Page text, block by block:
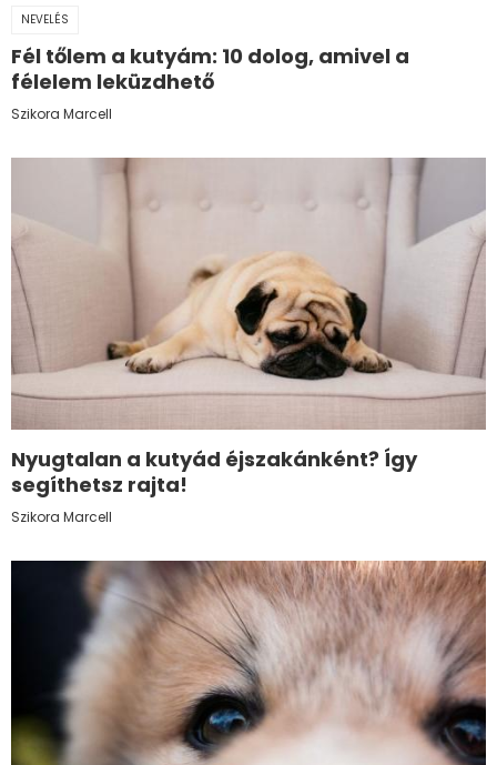
NEVELÉS
Fél tőlem a kutyám: 10 dolog, amivel a
félelem leküzdhető
Szikora Marcell
Nyugtalan a kutyád éjszakánként? Így
segíthetsz rajta!
Szikora Marcell